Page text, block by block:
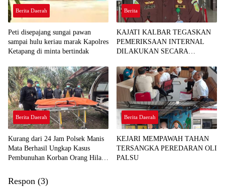
Berita Daerah
Peti disepajang sungai pawan
sampai hulu keriau marak Kapolres
Ketapang di minta bertindak
Berita
KAJATI KALBAR TEGASKAN
PEMERIKSAAN INTERNAL
DILAKUKAN SECARA
INFORMASI YANG BEREDAR
TERKAIT DUGAAN
KETERLIBATAN PEGAWAI
KEJARI SEKADAU
Berita Daerah
Kurang dari 24 Jam Polsek Manis
Mata Berhasil Ungkap Kasus
Pembunuhan Korban Orang Hilang
Berita Daerah
KEJARI MEMPAWAH TAHAN
TERSANGKA PEREDARAN OLI
PALSU
Respon (3)